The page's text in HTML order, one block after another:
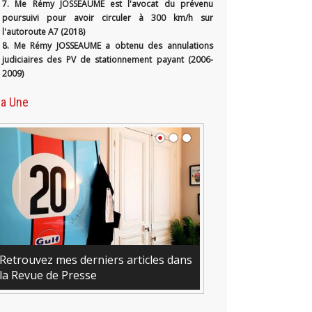
7. Me Rémy JOSSEAUME est l'avocat du prévenu
poursuivi pour avoir circuler à 300 km/h sur
l'autoroute A7 (2018)
8. Me Rémy JOSSEAUME a obtenu des annulations
judiciaires des PV de stationnement payant (2006-
2009)
Une
Retrouvez mes derniers articles dans
la Revue de Presse